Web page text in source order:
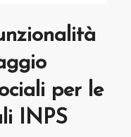
per le
INPS